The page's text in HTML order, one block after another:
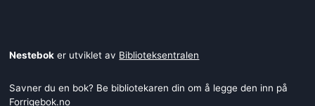
Nestebok er utviklet av Biblioteksentralen
Savner du en bok? Be bibliotekaren din om å legge den inn på
Forrigebok.no